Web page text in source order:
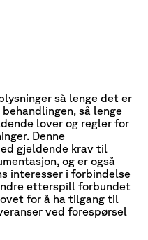
så lenge det er
så lenge
lover og regler for
Denne
gjeldende krav til
og er også
interesser i forbindelse
etterspill forbundet
for å ha tilgang til
ved forespørsel